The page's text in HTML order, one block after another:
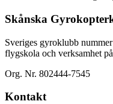
Skånska
Sveriges gyroklubb
flygskola och verksamhet
Org. Nr. 802444-7545
Kontakt